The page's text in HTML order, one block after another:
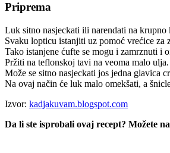
Priprema
Luk sitno nasjeckati ili narendati na
Svaku lopticu istanjiti uz pomoć vrećice za
Tako istanjene ćufte se mogu i zamrznuti i
Pržiti na teflonskoj tavi na veoma malo ulja.
Može se sitno nasjeckati jos jedna glavica
Na ovaj način će luk malo omekšati, a
Izvor: kadjakuvam.blogspot.com
Da li ste isprobali ovaj recept? Možete